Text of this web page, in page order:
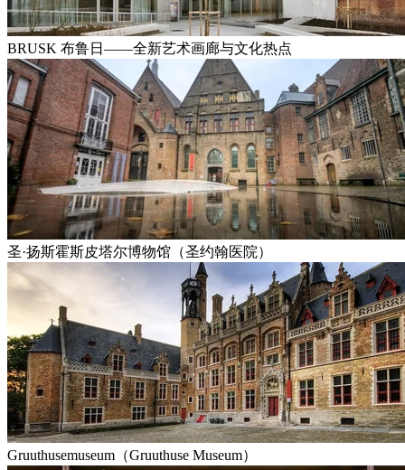
BRUSK 布鲁日——全新艺术画廊与文化热点
圣·扬斯霍斯皮塔尔博物馆（圣约翰医院）
Gruuthusemuseum（Gruuthuse Museum）